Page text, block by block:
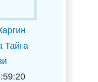
Тайга